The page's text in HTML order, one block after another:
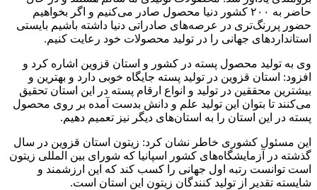
حاضر به ۲۰۰ کشور دنیا محصول صادر می‌کنیم و اگر بخواهیم
حضور پررنگ‌تری در عرصه‌های صادراتی دنیا داشته باشیم بایستی
استانداردهای جهانی را در تولید محصولات خود رعایت کنیم.
وی به تولید محصول پسته در کشور و استان قزوین اشاره کرد و
افزود: استان قزوین در تولید پسته جایگاه خوبی دارد و بهترین و
بیشترین محققین در تولید و انواع ارقام پسته در این استان تحقیق
می‌کنند تا بتوان این تولید علم و دانش بدست آمده بر روی محصول
پسته در این استان را به استان‌های دیگر نیز تعمیم دهیم.
این مسئول کشوری خاطر نشان کرد: زیتون استان قزوین در سال
گذشته در آزمایشگاه‌های کشور اسپانیا که شورای بین المللی زیتون
است توانست رتبه اول جهانی را کسب کند که این ارزشمند و
شایسته تقدیر از تولید کنندگان زیتون این استان است.